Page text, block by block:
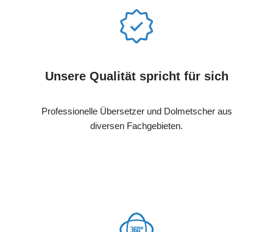
Unsere Qualität spricht für sich
Professionelle Übersetzer und Dolmetscher aus
diversen Fachgebieten.